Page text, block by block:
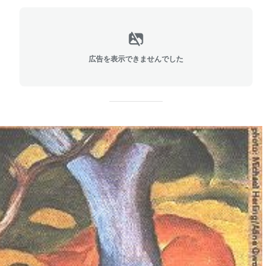
広告を表示できませんでした